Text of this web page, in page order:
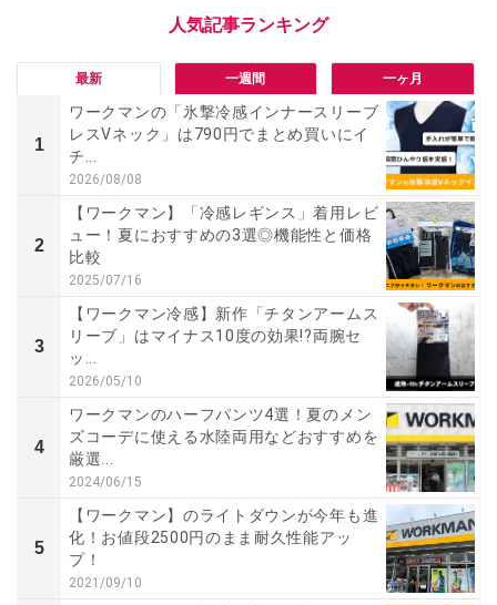
最新 一週間 一ヶ月
1
ワークマンの「氷撃冷感インナースリーブ
レスVネック」は790円でまとめ買いにイ
チ...
2026/08/08
2
【ワークマン】「冷感レギンス」着用レビ
ュー！夏におすすめの3選◎機能性と価格
比較
2025/07/16
3
【ワークマン冷感】新作「チタンアームス
リーブ」はマイナス10度の効果!?両腕セ
ッ...
2026/05/10
4
ワークマンのハーフパンツ4選！夏のメン
ズコーデに使える水陸両用などおすすめを
厳選...
2024/06/15
5
【ワークマン】のライトダウンが今年も進
化！お値段2500円のまま耐久性能アッ
プ！
2021/09/10